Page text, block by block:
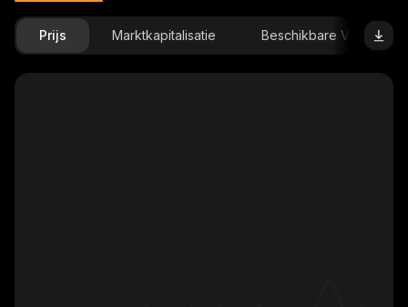
Prijs Marktkapitalisatie Beschikbare Voorraad